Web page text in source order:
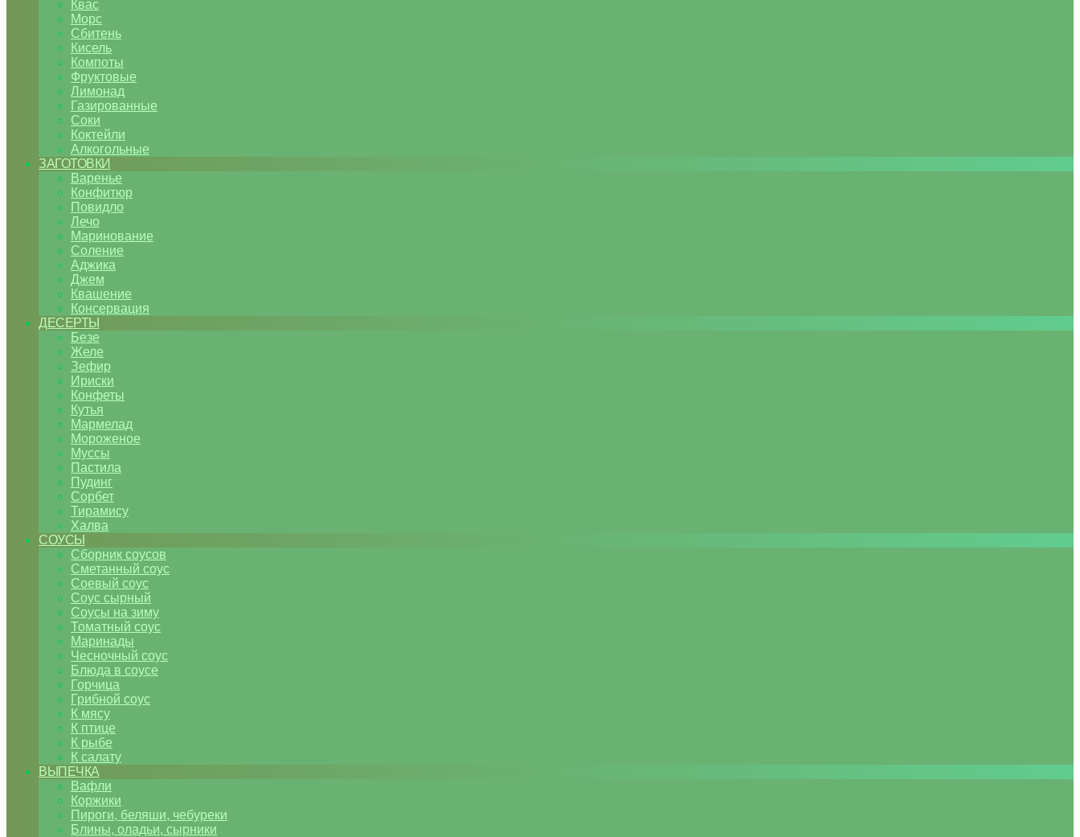
Квас
Морс
Сбитень
Кисель
Компоты
Фруктовые
Лимонад
Газированные
Соки
Коктейли
Алкогольные
ЗАГОТОВКИ
Варенье
Конфитюр
Повидло
Лечо
Маринование
Соление
Аджика
Джем
Квашение
Консервация
ДЕСЕРТЫ
Безе
Желе
Зефир
Ириски
Конфеты
Кутья
Мармелад
Мороженое
Муссы
Пастила
Пудинг
Сорбет
Тирамису
Халва
СОУСЫ
Сборник соусов
Сметанный соус
Соевый соус
Соус сырный
Соусы на зиму
Томатный соус
Маринады
Чесночный соус
Блюда в соусе
Горчица
Грибной соус
К мясу
К птице
К рыбе
К салату
ВЫПЕЧКА
Вафли
Коржики
Пироги, беляши, чебуреки
Блины, оладьи, сырники